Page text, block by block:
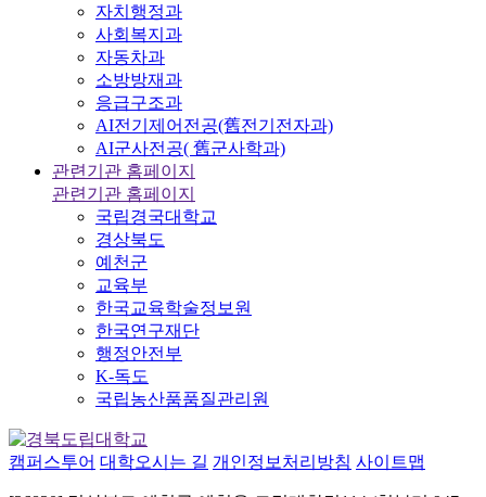
자치행정과
사회복지과
자동차과
소방방재과
응급구조과
AI전기제어전공(舊전기전자과)
AI군사전공( 舊군사학과)
관련기관 홈페이지
관련기관 홈페이지
국립경국대학교
경상북도
예천군
교육부
한국교육학술정보원
한국연구재단
행정안전부
K-독도
국립농산품품질관리원
캠퍼스투어 대학오시는 길 개인정보처리방침 사이트맵